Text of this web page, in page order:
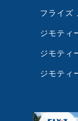
フライズ
ジモティ
ジモティ
ジモティ